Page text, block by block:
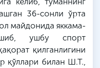
36-сонли ўрта
майдонида яккама-
ушбу спорт
қилганлигини
қўллари билан Ш.Т.,